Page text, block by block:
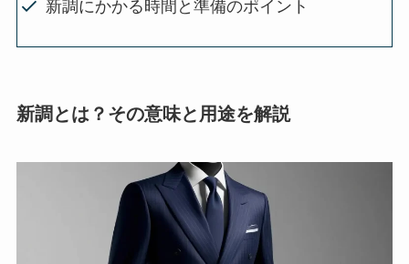
新調にかかる時間と準備のポイント
新調とは？その意味と用途を解説